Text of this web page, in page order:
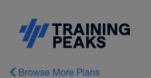
Browse More Plans